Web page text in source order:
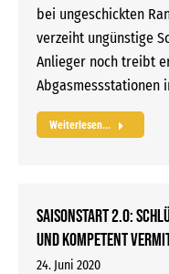
bei ungeschickten
verzeiht ungünstige
Anlieger noch treibt
Abgasmessstationen
Weiterlesen...
Saisonstart 2.0:
und kompetent
24. Juni 2020